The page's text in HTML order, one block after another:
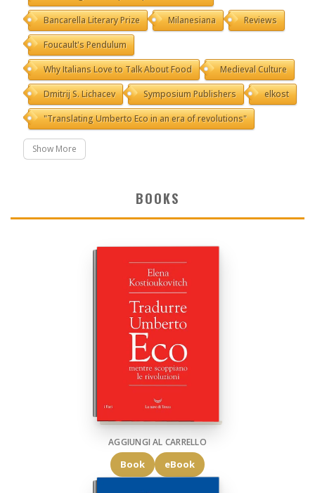
Bancarella Literary Prize Milanesiana Reviews
Foucault's Pendulum
Why Italians Love to Talk About Food Medieval Culture
Dmitrij S. Lichacev Symposium Publishers elkost
"Translating Umberto Eco in an era of revolutions"
Show More
BOOKS
AGGIUNGI AL CARRELLO
Book eBook